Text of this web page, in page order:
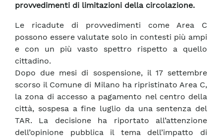
provvedimenti di limitazioni della circolazione.
Le ricadute di provvedimenti come Area C
possono essere valutate solo in contesti più ampi
e con un più vasto spettro rispetto a quello
cittadino.
Dopo due mesi di sospensione, il 17 settembre
scorso il Comune di Milano ha ripristinato Area C,
la zona di accesso a pagamento nel centro della
città, sospesa a fine luglio da una sentenza del
TAR. La decisione ha riportato all’attenzione
dell’opinione pubblica il tema dell’impatto di